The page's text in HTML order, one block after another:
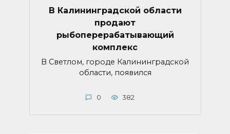
В Калининградской области
продают
рыбоперерабатывающий
комплекс
В Светлом, городе Калининградской
области, появился
0 382